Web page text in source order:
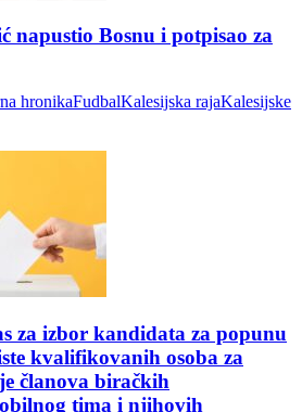
napustio Bosnu i potpisao za
hronikaFudbalKalesijska rajaKalesijske
za izbor kandidata za popunu
kvalifikovanih osoba za
članova biračkih
tima i njihovih